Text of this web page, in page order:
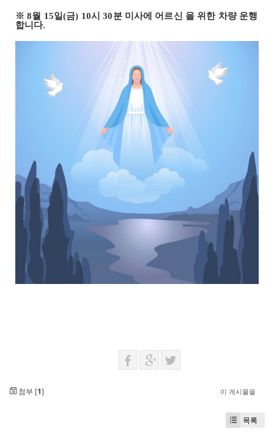
※8월 15일(금) 10시30분 미사에 어르신 을 위한 차량 운행
합니다.
첨부 [1] 이 게시물을
목록